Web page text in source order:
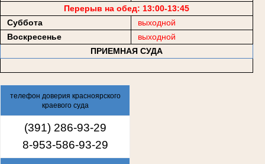
Перерыв на обед: 13:00-13:45
Суббота
выходной
Воскресенье
выходной
ПРИЕМНАЯ СУДА
телефон доверия красноярского
краевого суда
(391) 286-93-29
8-953-586-93-29